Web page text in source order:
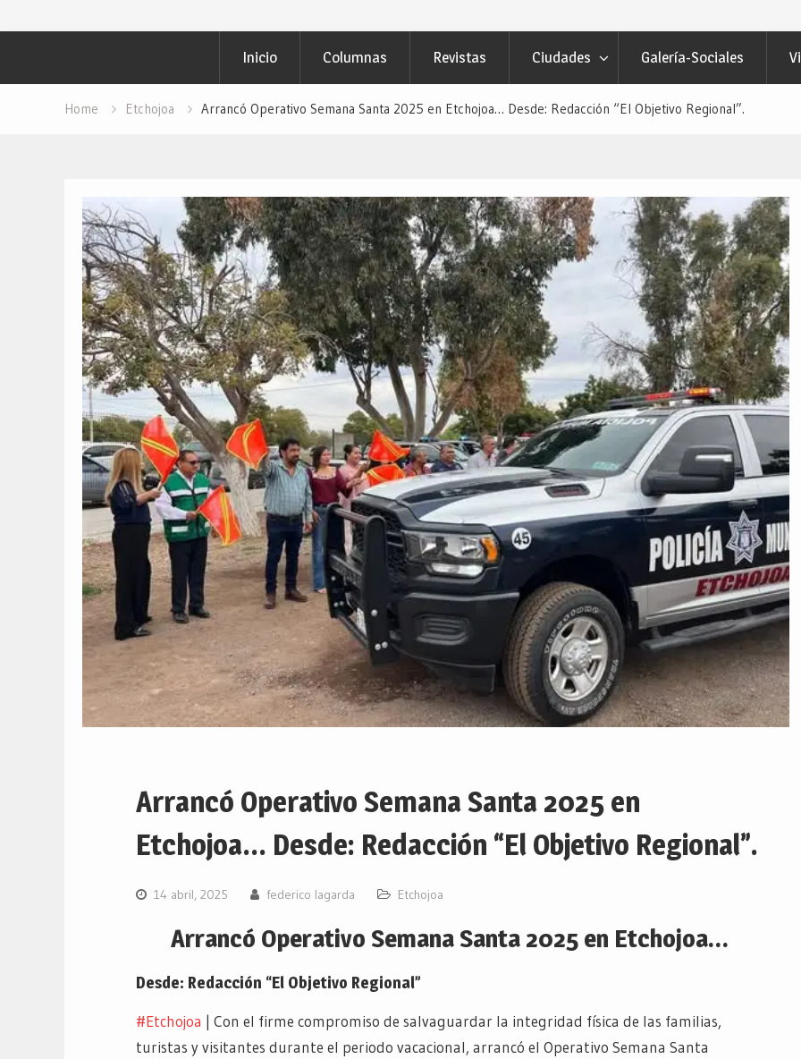
Campaña: “INSPECTOR CIUDADANO”… Desde:
Redacción “El Objetivo Regional”.
Inicio Columnas Revistas Ciudades Galería-Sociales
Home Etchojoa Arrancó Operativo Semana Santa 2025 en Etchojoa… Desde: Redacción “El Objetivo Regional”.
Arrancó Operativo Semana Santa 2025 en
Etchojoa… Desde: Redacción “El Objetivo Regional”.
14 abril, 2025 federico lagarda Etchojoa
Arrancó Operativo Semana Santa 2025 en Etchojoa…
Desde: Redacción “El Objetivo Regional”
#Etchojoa | Con el firme compromiso de salvaguardar la integridad física de las familias,
turistas y visitantes durante el periodo vacacional, arrancó el Operativo Semana Santa